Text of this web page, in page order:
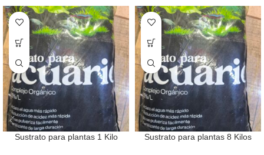
Sustrato para plantas 1 Kilo Sustrato para plantas 8 Kilos